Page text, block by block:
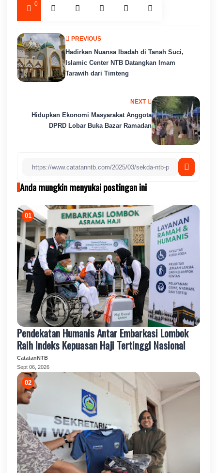
0
NEXT
Hidupkan Ekonomi Masyarakat Anggota
DPRD Lobar Buka Bazar Ramadan
PREVIOUS
Hadirkan Nuansa Ibadah di Tanah Suci,
Islamic Center NTB Datangkan Imam
Tarawih dari Timteng
Anda mungkin menyukai postingan ini
Pendekatan Humanis Antar Embarkasi Lombok
Raih Indeks Kepuasan Haji Tertinggi Nasional
CatatanNTB
Sept 06, 2026